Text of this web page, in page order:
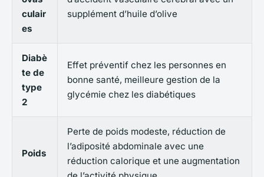
culair
es
supplément d’huile d’olive
Diabè
te de
type
2
Effet préventif chez les personnes en
bonne santé, meilleure gestion de la
glycémie chez les diabétiques
Poids
Perte de poids modeste, réduction de
l’adiposité abdominale avec une
réduction calorique et une augmentation